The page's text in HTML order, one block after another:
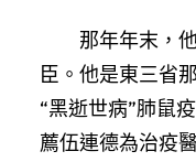
那年年末，
臣。他是東三省
“黑逝世病”肺鼠
薦伍連德為治疫